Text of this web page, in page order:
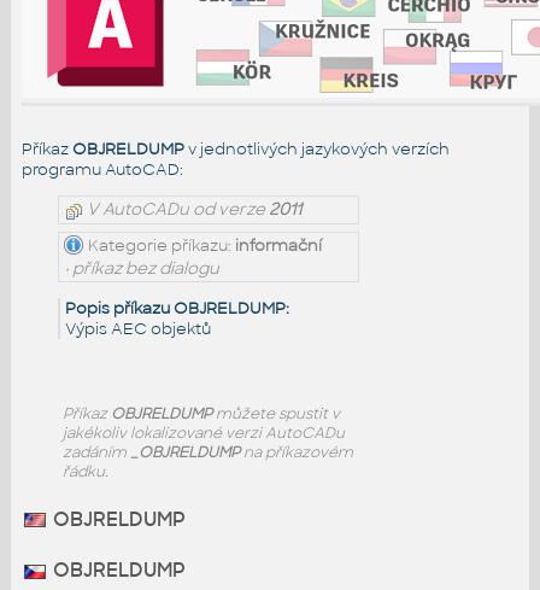
Příkaz OBJRELDUMPv jednotlivých jazykových verzích
programu AutoCAD:
V AutoCADu od verze2011
Kategorie příkazu: informační
• příkaz bez dialogu
Popis příkazu OBJRELDUMP:
Výpis AEC objektů
Příkaz OBJRELDUMPmůžete spustit v
jakékoliv lokalizované verzi AutoCADu
zadáním _OBJRELDUMPna příkazovém
řádku.
OBJRELDUMP
OBJRELDUMP